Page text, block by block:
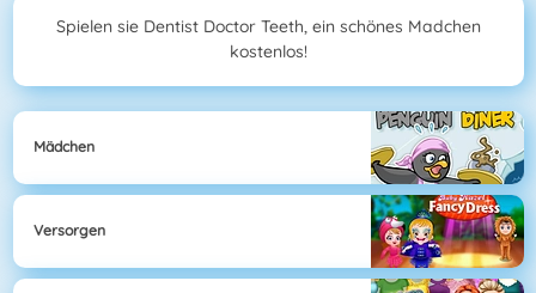
Spielen sie Dentist Doctor Teeth, ein schönes Madchen
kostenlos!
Mädchen
Versorgen